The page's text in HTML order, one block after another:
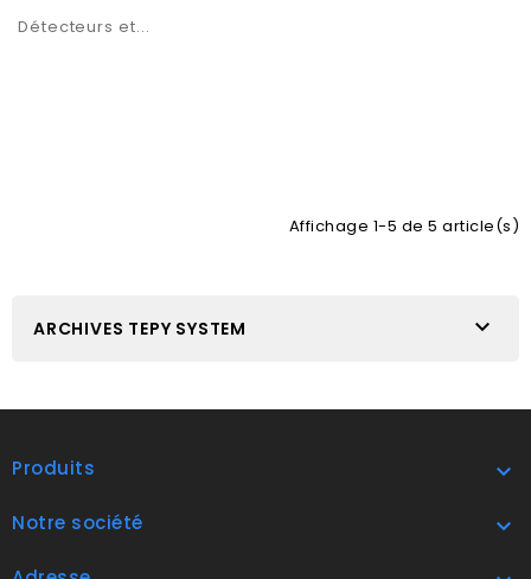
Détecteurs et...
Affichage 1-5 de 5 article(s)
ARCHIVES TEPY SYSTEM 
Produits 
Notre société 